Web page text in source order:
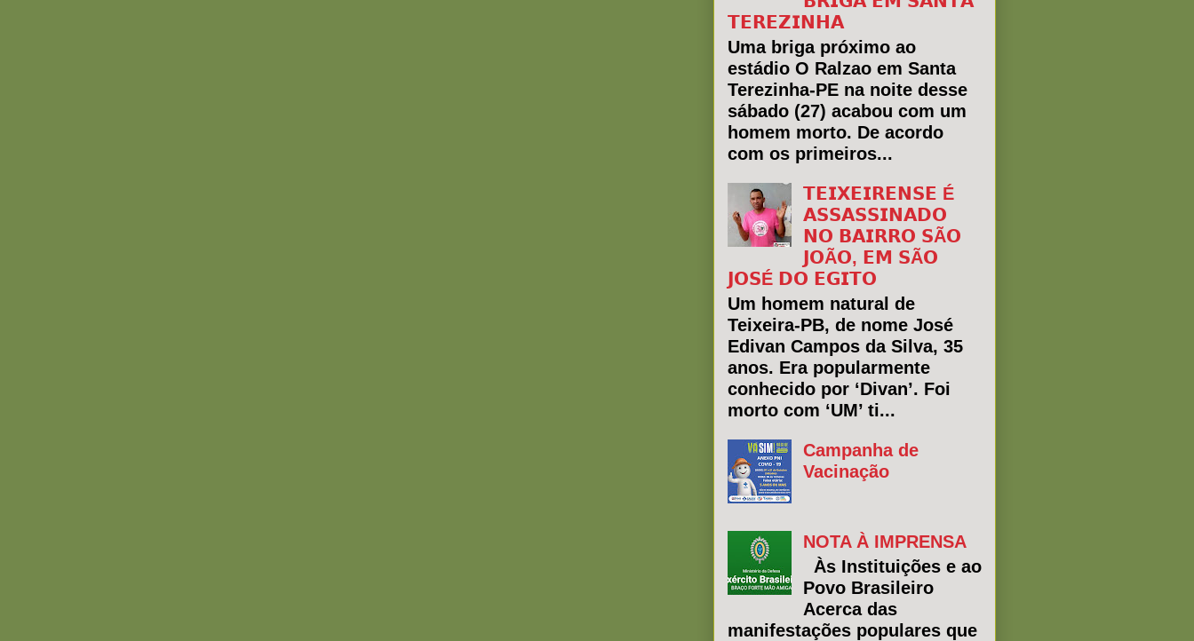
𝗧𝗘𝗥𝗘𝗭𝗜𝗡𝗛𝗔
Uma briga próximo ao
estádio O Ralzao em Santa
Terezinha-PE na noite desse
sábado (27) acabou com um
homem morto. De acordo
com os primeiros...
𝗧𝗘𝗜𝗫𝗘𝗜𝗥𝗘𝗡𝗦𝗘 É
𝗔𝗦𝗦𝗔𝗦𝗦𝗜𝗡𝗔𝗗𝗢
𝗡𝗢 𝗕𝗔𝗜𝗥𝗥𝗢 𝗦Ã𝗢
𝗝𝗢Ã𝗢, 𝗘𝗠 𝗦Ã𝗢
𝗝𝗢𝗦É 𝗗𝗢 𝗘𝗚𝗜𝗧𝗢
Um homem natural de
Teixeira-PB, de nome José
Edivan Campos da Silva, 35
anos. Era popularmente
conhecido por ‘Divan’. Foi
morto com ‘UM’ ti...
Campanha de
Vacinação
NOTA À IMPRENSA
Às Instituições e ao
Povo Brasileiro
Acerca das
manifestações populares que